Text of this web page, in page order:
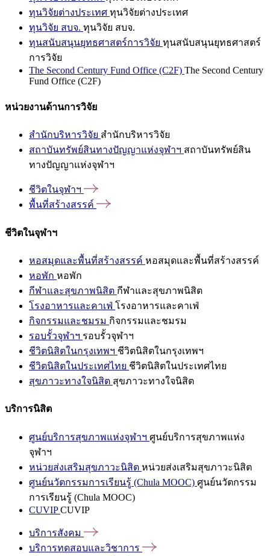
ทุนวิจัยต่างประเทศ ทุนวิจัยต่างประเทศ
ทุนวิจัย สบจ. ทุนวิจัย สบจ.
ทุนสนับสนุนยุทธศาสตร์การวิจัย ทุนสนับสนุนยุทธศาสตร์
การวิจัย
The Second Century Fund Office (C2F) The Second Century
Fund Office (C2F)
หน่วยงานด้านการวิจัย
สำนักบริหารวิจัย สำนักบริหารวิจัย
สถาบันทรัพย์สินทางปัญญาแห่งจุฬาฯ สถาบันทรัพย์สิน
ทางปัญญาแห่งจุฬาฯ
ชีวิตในจุฬาฯ
พื้นที่สร้างสรรค์
ชีวิตในจุฬาฯ
หอสมุดและพื้นที่สร้างสรรค์ หอสมุดและพื้นที่สร้างสรรค์
หอพัก หอพัก
กีฬาและสุขภาพนิสิต กีฬาและสุขภาพนิสิต
โรงอาหารและคาเฟ่ โรงอาหารและคาเฟ่
กิจกรรมและชมรม กิจกรรมและชมรม
รอบรั้วจุฬาฯ รอบรั้วจุฬาฯ
ชีวิตนิสิตในกรุงเทพฯ ชีวิตนิสิตในกรุงเทพฯ
ชีวิตนิสิตในประเทศไทย ชีวิตนิสิตในประเทศไทย
สุขภาวะทางใจนิสิต สุขภาวะทางใจนิสิต
บริการนิสิต
ศูนย์บริการสุขภาพแห่งจุฬาฯ ศูนย์บริการสุขภาพแห่ง
จุฬาฯ
หน่วยส่งเสริมสุขภาวะนิสิต หน่วยส่งเสริมสุขภาวะนิสิต
ศูนย์นวัตกรรมการเรียนรู้ (Chula MOOC) ศูนย์นวัตกรรม
การเรียนรู้ (Chula MOOC)
CUVIPCUVIP
บริการสังคม
บริการทดสอบและวิชาการ